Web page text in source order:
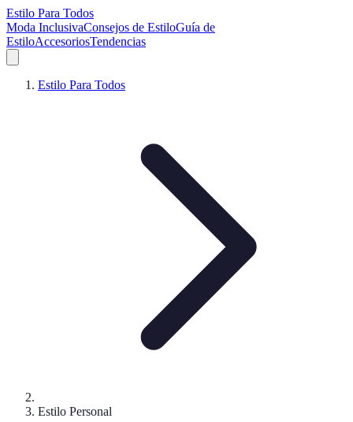
Estilo Para Todos
Moda InclusivaConsejos de EstiloGuía de
EstiloAccesoriosTendencias
Estilo Para Todos
Estilo Personal